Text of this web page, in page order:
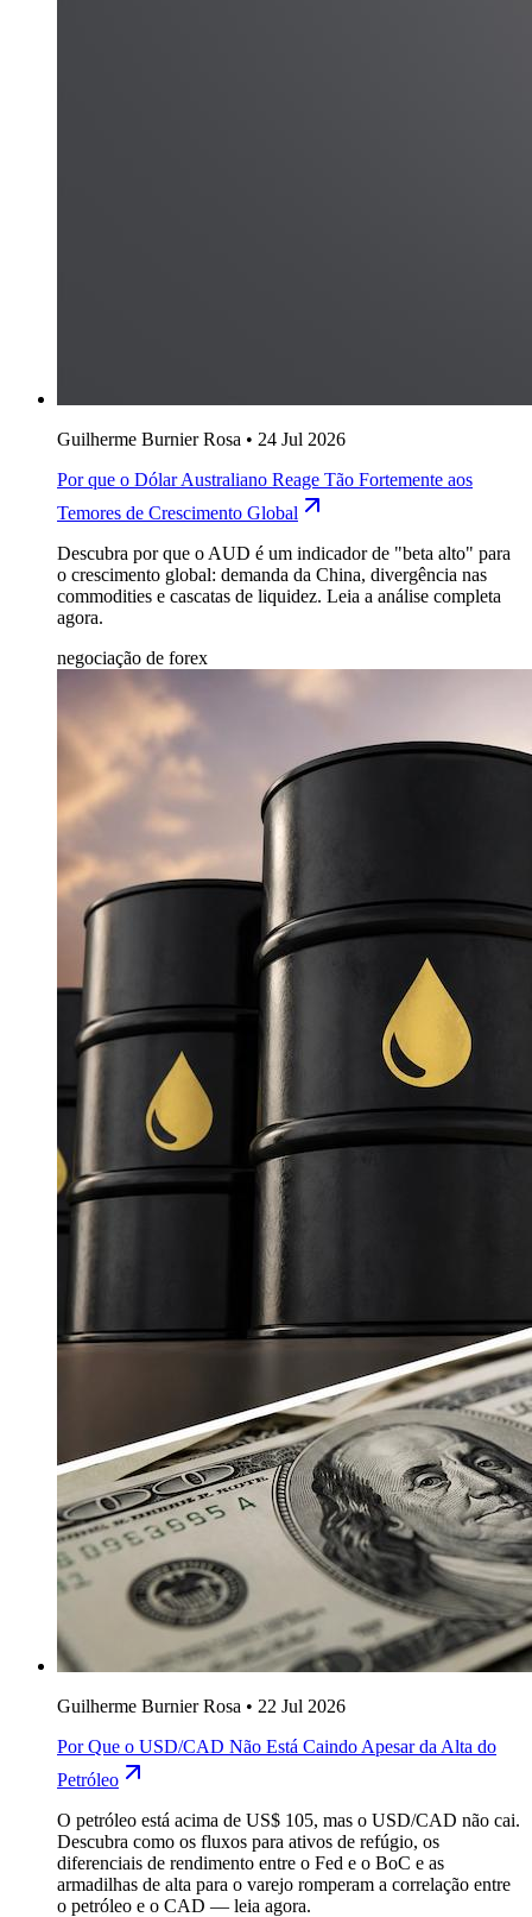
Guilherme Burnier Rosa • 24 Jul 2026
Por que o Dólar Australiano Reage Tão Fortemente aos
Temores de Crescimento Global
Descubra por que o AUD é um indicador de "beta alto" para
o crescimento global: demanda da China, divergência nas
commodities e cascatas de liquidez. Leia a análise completa
agora.
negociação de forex
Guilherme Burnier Rosa • 22 Jul 2026
Por Que o USD/CAD Não Está Caindo Apesar da Alta do
Petróleo
O petróleo está acima de US$ 105, mas o USD/CAD não cai.
Descubra como os fluxos para ativos de refúgio, os
diferenciais de rendimento entre o Fed e o BoC e as
armadilhas de alta para o varejo romperam a correlação entre
o petróleo e o CAD — leia agora.